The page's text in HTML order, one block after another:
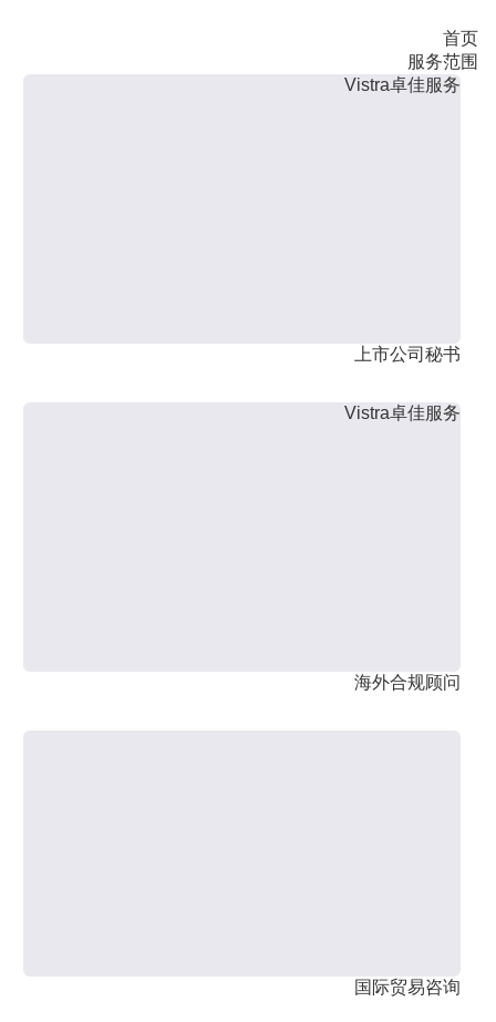
首页
服务范围
Vistra卓佳服务
上市公司秘书
Vistra卓佳服务
海外合规顾问
国际贸易咨询